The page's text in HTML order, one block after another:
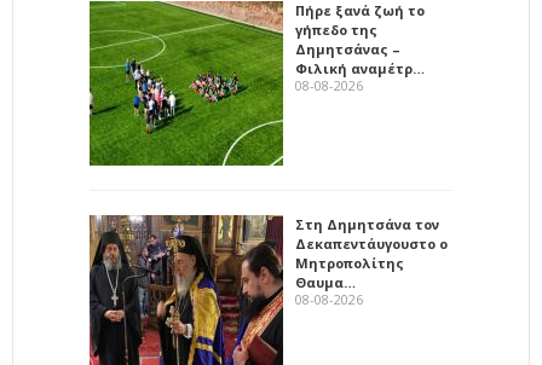
Πήρε ξανά ζωή το
γήπεδο της
Δημητσάνας –
Φιλική αναμέτρ…
08-08-2026
Στη Δημητσάνα τον
Δεκαπεντάυγουστο ο
Μητροπολίτης
Θαυμα…
08-08-2026